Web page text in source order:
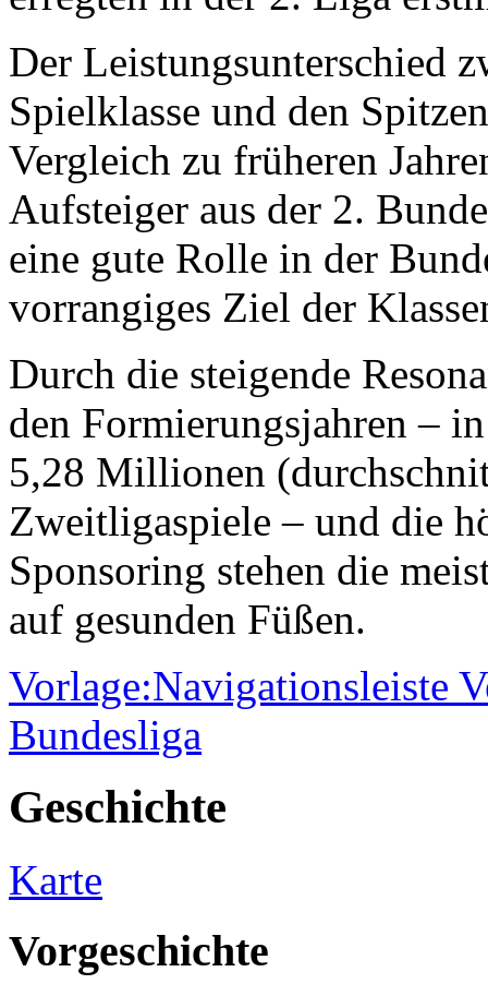
Der Leistungsunterschied
Spielklasse und den
Vergleich zu früheren
Aufsteiger aus der 2.
eine gute Rolle in der
vorrangiges Ziel der
Durch die steigende
den Formierungsjahren –
5,28 Millionen
Zweitligaspiele – und die
Sponsoring stehen die
auf gesunden Füßen.
Vorlage:Navigationsleiste
Bundesliga
Geschichte
Karte
Vorgeschichte